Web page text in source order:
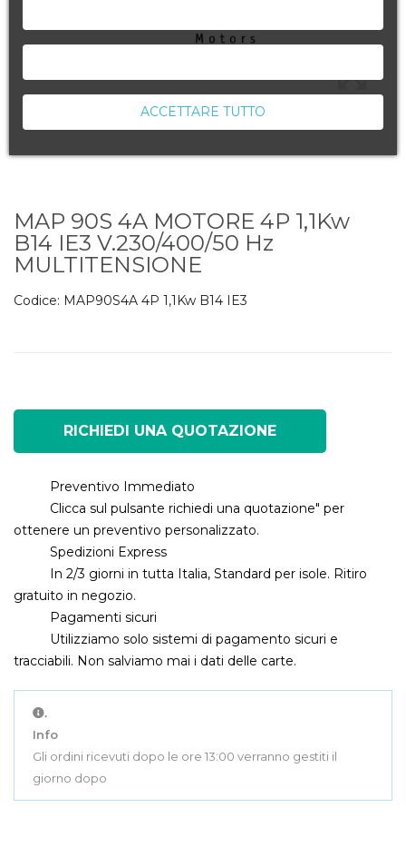
MAP 90S 4A MOTORE 4P 1,1Kw
B14 IE3 V.230/400/50 Hz
MULTITENSIONE
Codice: MAP90S4A 4P 1,1Kw B14 IE3
RICHIEDI UNA QUOTAZIONE
Preventivo Immediato
Clicca sul pulsante richiedi una quotazione" per
ottenere un preventivo personalizzato.
Spedizioni Express
In 2/3 giorni in tutta Italia, Standard per isole. Ritiro
gratuito in negozio.
Pagamenti sicuri
Utilizziamo solo sistemi di pagamento sicuri e
tracciabili. Non salviamo mai i dati delle carte.
.
Info
Gli ordini ricevuti dopo le ore 13:00 verranno gestiti il
giorno dopo
ACCETTARE TUTTO